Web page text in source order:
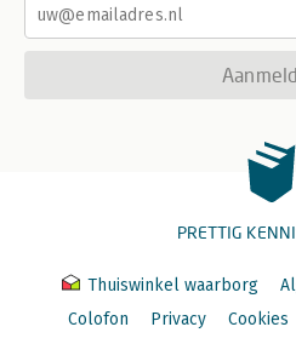
PRETTIG
Thuiswinkel waarborg
Colofon
Privacy Cookies